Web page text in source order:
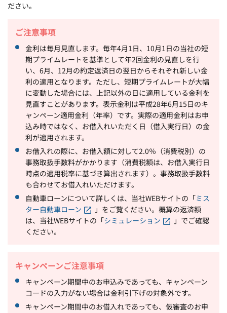
ださい。
ご注意事項
金利は毎月見直します。毎年4月1日、10月1日の当社の短
期プライムレートを基準として年2回金利の見直しを行
い、6月、12月の約定返済日の翌日からそれぞれ新しい金
利の適用となります。ただし、短期プライムレートが大幅
に変動した場合には、上記以外の日に適用している金利を
見直すことがあります。表示金利は平成28年6月15日のキ
ャンペーン適用金利（年率）です。実際の適用金利はお申
込み時ではなく、お借入れいただく日（借入実行日）の金
利が適用されます。
お借入れの際に、お借入額に対して2.0％（消費税別）の
事務取扱手数料がかかります（消費税額は、お借入実行日
時点の適用税率に基づき算出されます）。事務取扱手数料
も合わせてお借入れいただけます。
自動車ローンについて詳しくは、当社WEBサイトの「ミス
ター自動車ローン
」をご覧ください。概算の返済額
は、当社WEBサイトの「シミュレーション
」でご確認
ください。
キャンペーンご注意事項
キャンペーン期間中のお申込みであっても、キャンペーン
コードの入力がない場合は金利引下げの対象外です。
キャンペーン期間中のお借入れであっても、仮審査のお申